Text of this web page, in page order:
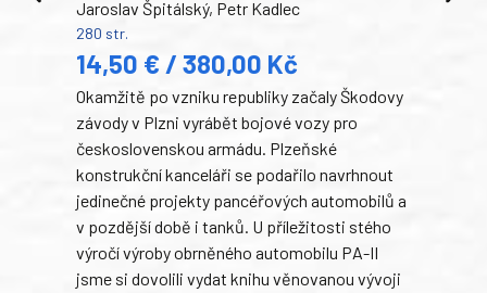
Jaroslav Špitálský, Petr Kadlec
280 str.
14,50 € / 380,00 Kč
Okamžitě po vzniku republiky začaly Škodovy
závody v Plzni vyrábět bojové vozy pro
československou armádu. Plzeňské
konstrukční kanceláři se podařilo navrhnout
jedinečné projekty pancéřových automobilů a
v pozdější době i tanků. U příležitosti stého
výročí výroby obrněného automobilu PA-II
jsme si dovolili vydat knihu věnovanou vývoji